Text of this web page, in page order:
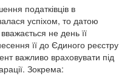
податківців в
успіхом, то датою
не день її
її до Єдиного реєстру
важливо враховувати під
Зокрема: